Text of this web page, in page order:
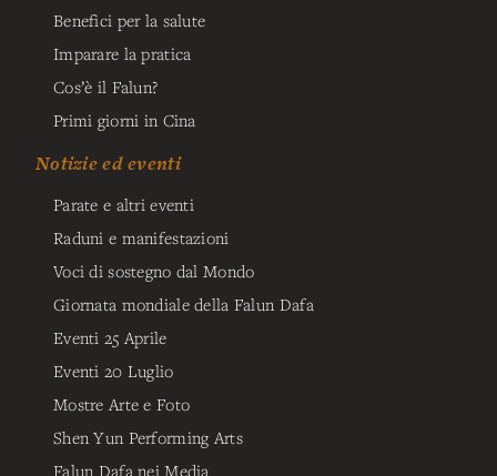
Benefici per la salute
Imparare la pratica
Cos’è il Falun?
Primi giorni in Cina
Notizie ed eventi
Parate e altri eventi
Raduni e manifestazioni
Voci di sostegno dal Mondo
Giornata mondiale della Falun Dafa
Eventi 25 Aprile
Eventi 20 Luglio
Mostre Arte e Foto
Shen Yun Performing Arts
Falun Dafa nei Media